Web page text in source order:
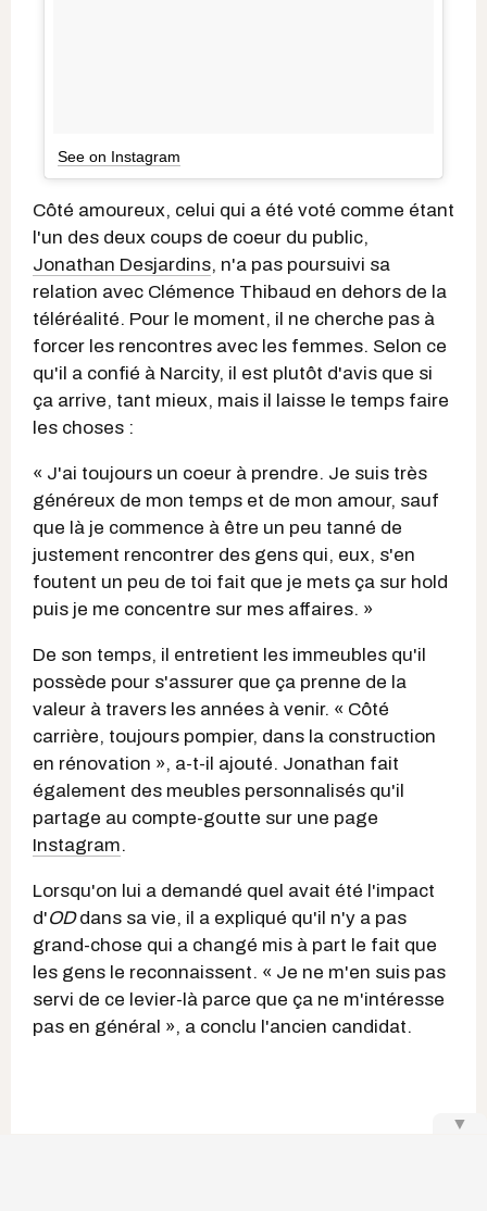
See on Instagram
Côté amoureux, celui qui a été voté comme étant
l'un des deux coups de coeur du public,
Jonathan Desjardins, n'a pas poursuivi sa
relation avec Clémence Thibaud en dehors de la
téléréalité. Pour le moment, il ne cherche pas à
forcer les rencontres avec les femmes. Selon ce
qu'il a confié à Narcity, il est plutôt d'avis que si
ça arrive, tant mieux, mais il laisse le temps faire
les choses :
« J'ai toujours un coeur à prendre. Je suis très
généreux de mon temps et de mon amour, sauf
que là je commence à être un peu tanné de
justement rencontrer des gens qui, eux, s'en
foutent un peu de toi fait que je mets ça sur hold
puis je me concentre sur mes affaires. »
De son temps, il entretient les immeubles qu'il
possède pour s'assurer que ça prenne de la
valeur à travers les années à venir. « Côté
carrière, toujours pompier, dans la construction
en rénovation », a-t-il ajouté. Jonathan fait
également des meubles personnalisés qu'il
partage au compte-goutte sur une page
Instagram.
Lorsqu'on lui a demandé quel avait été l'impact
d'ODdans sa vie, il a expliqué qu'il n'y a pas
grand-chose qui a changé mis à part le fait que
les gens le reconnaissent. « Je ne m'en suis pas
servi de ce levier-là parce que ça ne m'intéresse
pas en général », a conclu l'ancien candidat.
▼